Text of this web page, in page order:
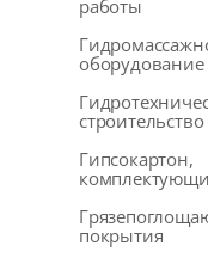
работы
оборудование
строительство
Гипсокартон,
покрытия